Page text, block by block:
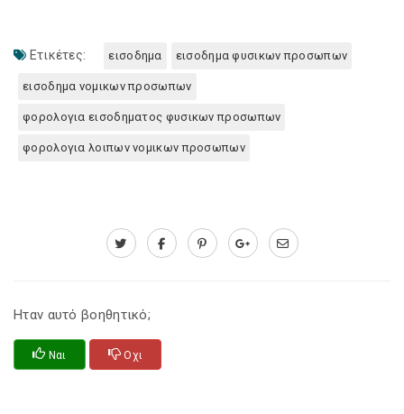
Ετικέτες: εισοδημα εισοδημα φυσικων προσωπων
εισοδημα νομικων προσωπων
φορολογια εισοδηματος φυσικων προσωπων
φορολογια λοιπων νομικων προσωπων
Ηταν αυτό βοηθητικό;
Ναι Οχι